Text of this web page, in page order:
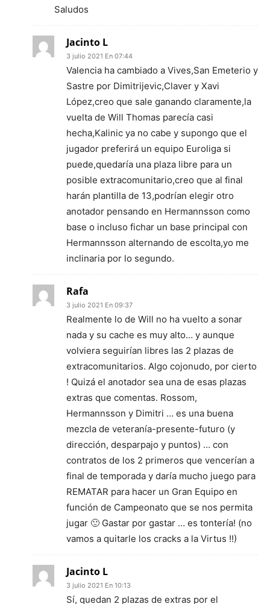
Saludos
Jacinto L
3 julio 2021 En 07:44
Valencia ha cambiado a Vives,San Emeterio y
Sastre por Dimitrijevic,Claver y Xavi
López,creo que sale ganando claramente,la
vuelta de Will Thomas parecía casi
hecha,Kalinic ya no cabe y supongo que el
jugador preferirá un equipo Euroliga si
puede,quedaría una plaza libre para un
posible extracomunitario,creo que al final
harán plantilla de 13,podrían elegir otro
anotador pensando en Hermannsson como
base o incluso fichar un base principal con
Hermannsson alternando de escolta,yo me
inclinaria por lo segundo.
Rafa
3 julio 2021 En 09:37
Realmente lo de Will no ha vuelto a sonar
nada y su cache es muy alto… y aunque
volviera seguirían libres las 2 plazas de
extracomunitarios. Algo cojonudo, por cierto
! Quizá el anotador sea una de esas plazas
extras que comentas. Rossom,
Hermannsson y Dimitri … es una buena
mezcla de veteranía-presente-futuro (y
dirección, desparpajo y puntos) … con
contratos de los 2 primeros que vencerían a
final de temporada y daría mucho juego para
REMATAR para hacer un Gran Equipo en
función de Campeonato que se nos permita
jugar 🙂 Gastar por gastar … es tontería! (no
vamos a quitarle los cracks a la Virtus !!)
Jacinto L
3 julio 2021 En 10:13
Sí, quedan 2 plazas de extras por el